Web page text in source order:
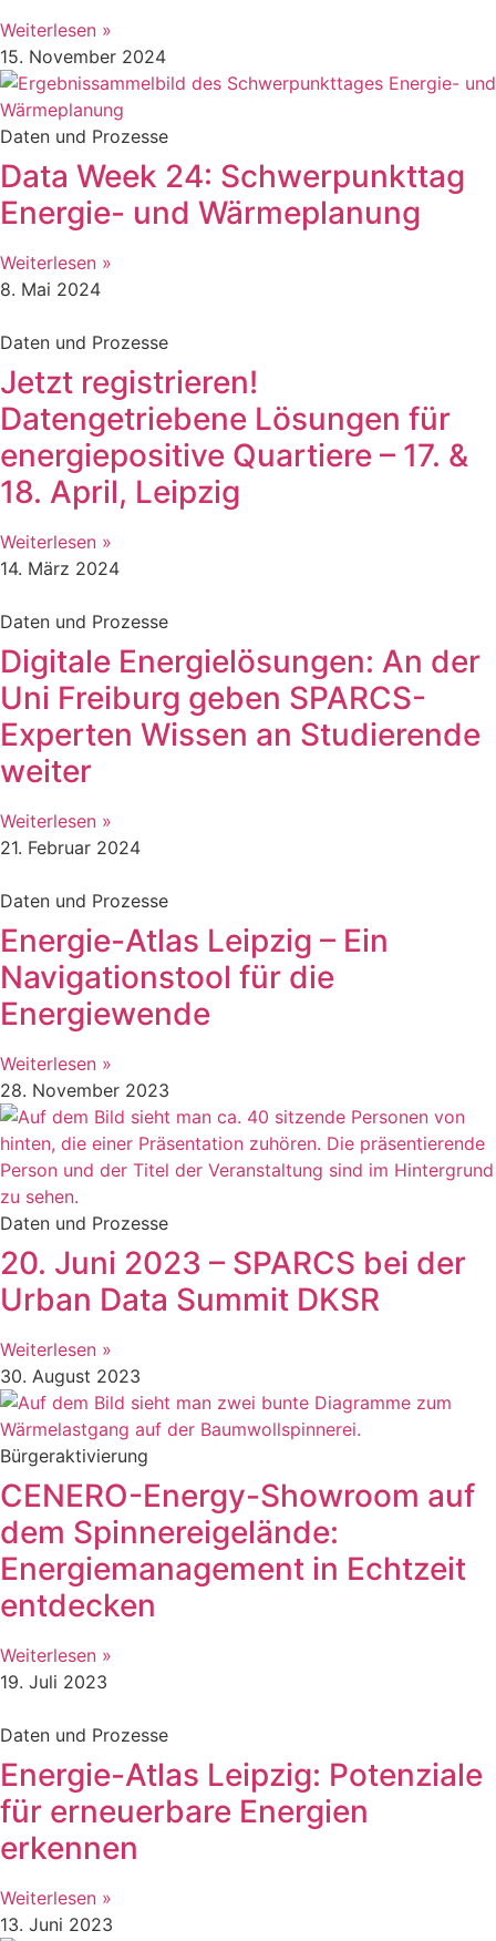
Weiterlesen »
15. November 2024
Daten und Prozesse
Data Week 24: Schwerpunkttag
Energie- und Wärmeplanung
Weiterlesen »
8. Mai 2024
Daten und Prozesse
Jetzt registrieren!
Datengetriebene Lösungen für
energiepositive Quartiere – 17. &
18. April, Leipzig
Weiterlesen »
14. März 2024
Daten und Prozesse
Digitale Energielösungen: An der
Uni Freiburg geben SPARCS-
Experten Wissen an Studierende
weiter
Weiterlesen »
21. Februar 2024
Daten und Prozesse
Energie-Atlas Leipzig – Ein
Navigationstool für die
Energiewende
Weiterlesen »
28. November 2023
Daten und Prozesse
20. Juni 2023 – SPARCS bei der
Urban Data Summit DKSR
Weiterlesen »
30. August 2023
Bürgeraktivierung
CENERO-Energy-Showroom auf
dem Spinnereigelände:
Energiemanagement in Echtzeit
entdecken
Weiterlesen »
19. Juli 2023
Daten und Prozesse
Energie-Atlas Leipzig: Potenziale
für erneuerbare Energien
erkennen
Weiterlesen »
13. Juni 2023